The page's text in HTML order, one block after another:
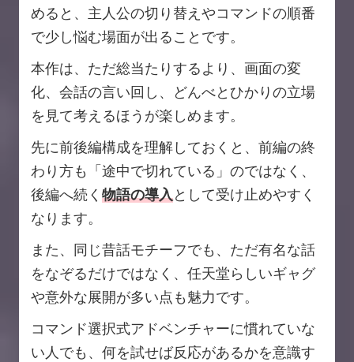
めると、主人公の切り替えやコマンドの順番
で少し悩む場面が出ることです。
本作は、ただ総当たりするより、画面の変
化、会話の言い回し、どんべとひかりの立場
を見て考えるほうが楽しめます。
先に前後編構成を理解しておくと、前編の終
わり方も「途中で切れている」のではなく、
後編へ続く 物語の導入として受け止めやすく
なります。
また、同じ昔話モチーフでも、ただ有名な話
をなぞるだけではなく、任天堂らしいギャグ
や意外な展開が多い点も魅力です。
コマンド選択式アドベンチャーに慣れていな
い人でも、何を試せば反応があるかを意識す